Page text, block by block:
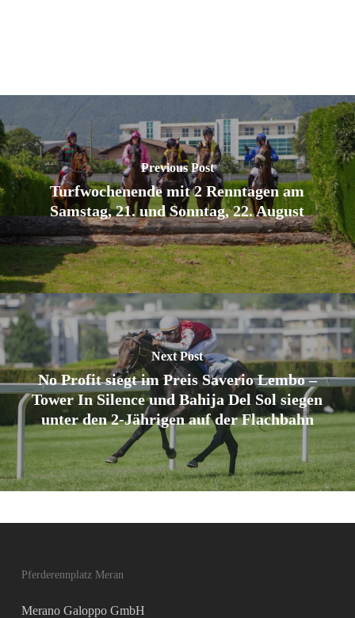
Previous Post
Turfwochenende mit 2 Renntagen am
Samstag, 21. und Sonntag, 22. August
Next Post
No Profit siegt im Preis Saverio Lembo –
Tower In Silence und Bahija Del Sol siegen
unter den 2-Jährigen auf der Flachbahn
Pferderennplatz Meran
Merano Galoppo GmbH